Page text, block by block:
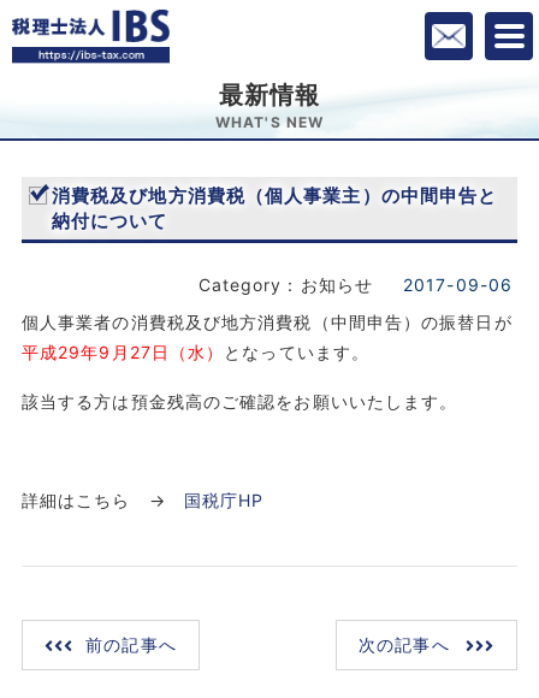
最新情報
WHAT'S NEW
消費税及び地方消費税（個人事業主）の中間申告と
納付について
Category：お知らせ
2017-09-06
個人事業者の消費税及び地方消費税（中間申告）の振替日が
平成29年9月27日（水）
となっています。
該当する方は預金残高のご確認をお願いいたします。
詳細はこちら → 国税庁HP
前の記事へ 次の記事へ